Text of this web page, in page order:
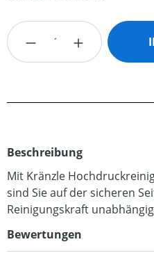
Produkt Anzahl:
Beschreibung
Mit Kränzle
sind Sie auf der sicheren
Reinigungskraft
Bewertungen